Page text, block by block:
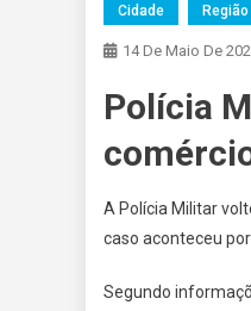
Cidade Região
14 De Maio De
Polícia
A Polícia Militar
caso aconteceu
Segundo